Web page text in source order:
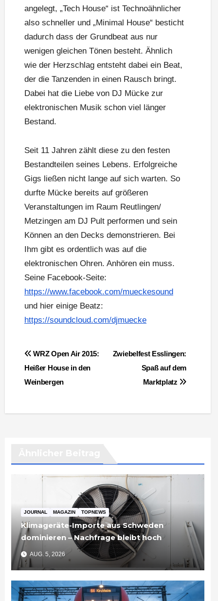
angelegt, „Tech House“ ist Technoähnlicher
also schneller und „Minimal House“ besticht
dadurch dass der Grundbeat aus nur
wenigen gleichen Tönen besteht. Ähnlich
wie der Herzschlag entsteht dabei ein Beat,
der die Tanzenden in einen Rausch bringt.
Dabei hat die Liebe von DJ Mücke zur
elektronischen Musik schon viel länger
Bestand.
Seit 11 Jahren zählt diese zu den festen
Bestandteilen seines Lebens. Erfolgreiche
Gigs ließen nicht lange auf sich warten. So
durfte Mücke bereits auf größeren
Veranstaltungen im Raum Reutlingen/
Metzingen am DJ Pult performen und sein
Können an den Decks demonstrieren. Bei
Ihm gibt es ordentlich was auf die
elektronischen Ohren. Anhören ein muss.
Seine Facebook-Seite:
https://www.facebook.com/mueckesound
und hier einige Beatz:
https://soundcloud.com/djmuecke
BeitragsnavigationZwiebelfest Esslingen:
Spaß auf dem
Marktplatz
WRZ Open Air 2015:
Heißer House in den
Weinbergen
JOURNAL MAGAZIN TOPNEWS
Klimageräte-Importe aus Schweden
dominieren – Nachfrage bleibt hoch
AUG. 5, 2026